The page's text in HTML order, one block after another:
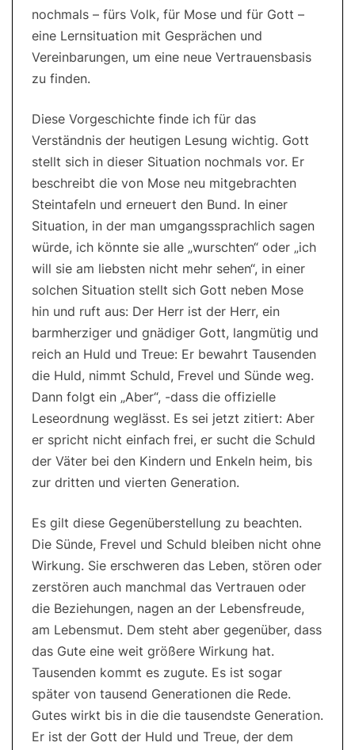
nochmals – fürs Volk, für Mose und für Gott –
eine Lernsituation mit Gesprächen und
Vereinbarungen, um eine neue Vertrauensbasis
zu finden.
Diese Vorgeschichte finde ich für das
Verständnis der heutigen Lesung wichtig. Gott
stellt sich in dieser Situation nochmals vor. Er
beschreibt die von Mose neu mitgebrachten
Steintafeln und erneuert den Bund. In einer
Situation, in der man umgangssprachlich sagen
würde, ich könnte sie alle „wurschten“ oder „ich
will sie am liebsten nicht mehr sehen“, in einer
solchen Situation stellt sich Gott neben Mose
hin und ruft aus: Der Herr ist der Herr, ein
barmherziger und gnädiger Gott, langmütig und
reich an Huld und Treue: Er bewahrt Tausenden
die Huld, nimmt Schuld, Frevel und Sünde weg.
Dann folgt ein „Aber“, -dass die offizielle
Leseordnung weglässt. Es sei jetzt zitiert: Aber
er spricht nicht einfach frei, er sucht die Schuld
der Väter bei den Kindern und Enkeln heim, bis
zur dritten und vierten Generation.
Es gilt diese Gegenüberstellung zu beachten.
Die Sünde, Frevel und Schuld bleiben nicht ohne
Wirkung. Sie erschweren das Leben, stören oder
zerstören auch manchmal das Vertrauen oder
die Beziehungen, nagen an der Lebensfreude,
am Lebensmut. Dem steht aber gegenüber, dass
das Gute eine weit größere Wirkung hat.
Tausenden kommt es zugute. Es ist sogar
später von tausend Generationen die Rede.
Gutes wirkt bis in die die tausendste Generation.
Er ist der Gott der Huld und Treue, der dem